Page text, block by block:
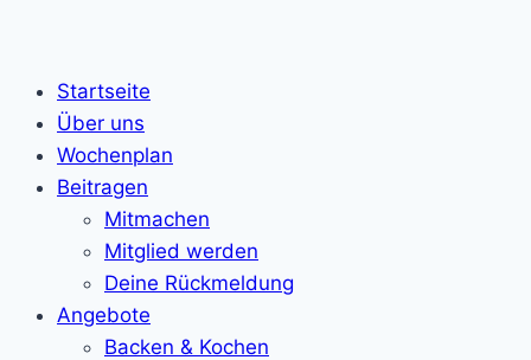
Startseite
Über uns
Wochenplan
Beitragen
Mitmachen
Mitglied werden
Deine Rückmeldung
Angebote
Backen & Kochen